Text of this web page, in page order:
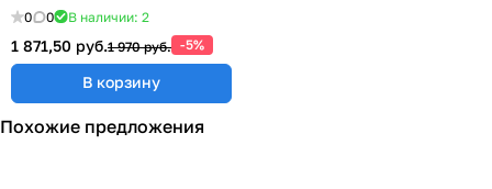
0 0 В наличии: 2
1 871,50 руб.1 970 руб. -5%
В корзину
Похожие предложения